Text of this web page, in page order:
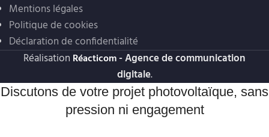
Mentions légales
Politique de cookies
Déclaration de confidentialité
Réalisation Réacticom- Agence de communication
digitale.
Discutons de votre projet photovoltaïque, sans
pression ni engagement